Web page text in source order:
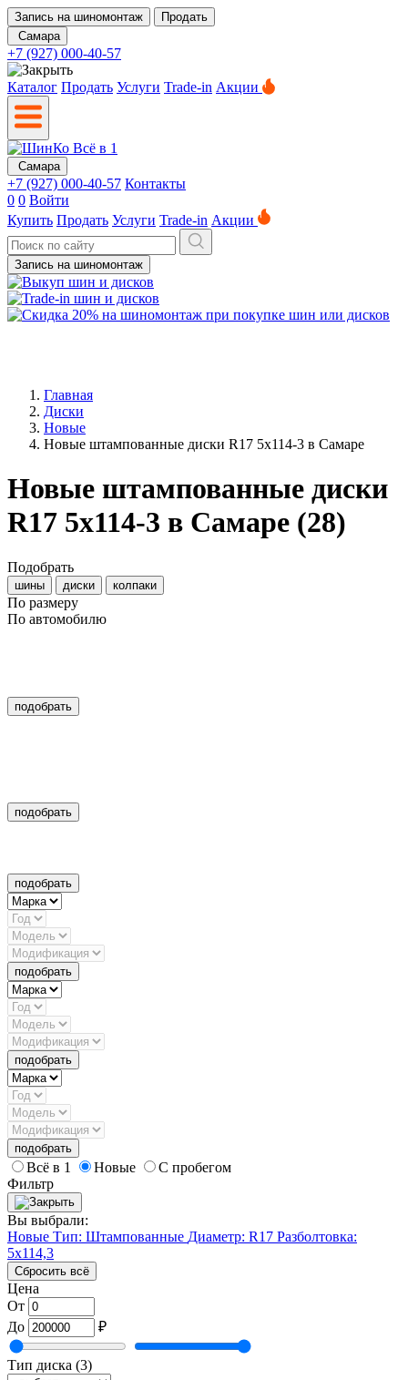
Запись на шиномонтаж
Продать
Самара
+7 (927) 000-40-57
Каталог Продать Услуги Trade-in Акции
Самара
+7 (927) 000-40-57 Контакты
0 0 Войти
Купить Продать Услуги Trade-in Акции
Запись на шиномонтаж
Главная
Диски
Новые
Новые штампованные диски R17 5x114-3 в Самаре
Новые штампованные диски
R17 5x114-3 в Самаре (28)
Подобрать
шины диски колпаки
По размеру
По автомобилю
подобрать
подобрать
подобрать
подобрать
подобрать
подобрать
Всё в 1 Новые
С пробегом
Фильтр
Вы выбрали:
Новые Тип: Штампованные Диаметр: R17 Разболтовка:
5x114,3
Сбросить всё
Цена
От
До
₽
Тип диска (3)